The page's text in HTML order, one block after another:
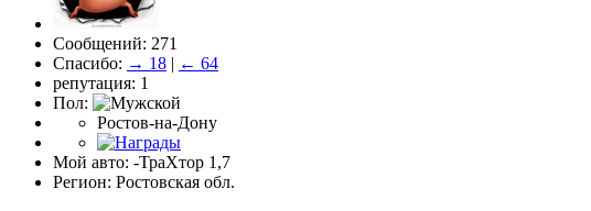
Сообщений: 271
Спасибо: → 18 | ← 64
репутация: 1
Пол:
Ростов-на-Дону
Мой авто: -ТраХтор 1,7
Регион: Ростовская обл.